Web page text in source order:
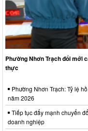
Phường Nhơn Trạch đổi mới
thực
Phường Nhơn Trạch: Tỷ lệ
năm 2026
Tiếp tục đẩy mạnh chuyển
doanh nghiệp